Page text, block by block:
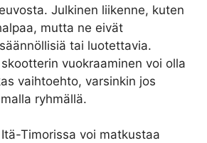
Julkinen liikenne, kuten
mutta ne eivät
tai luotettavia.
vuokraaminen voi olla
vaihtoehto, varsinkin jos
ryhmällä.
Timorissa voi matkustaa